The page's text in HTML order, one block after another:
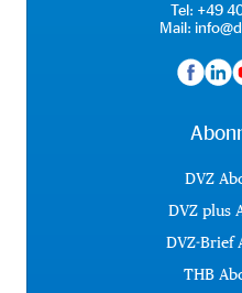
Tel: +49
Mail:
DVZ
DVZ plus
DVZ-Brief
THB